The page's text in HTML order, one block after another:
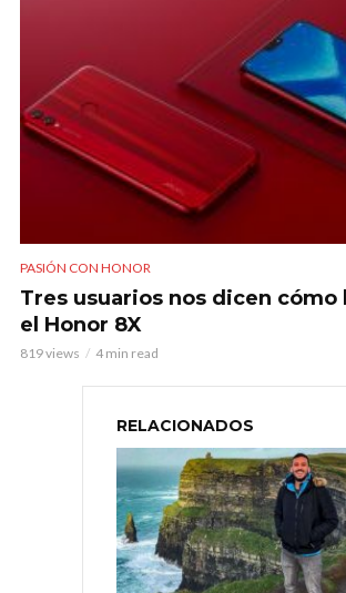
PASIÓN CON HONOR
Tres usuarios nos dicen cómo
el Honor 8X
819 views 4 min read
RELACIONADOS